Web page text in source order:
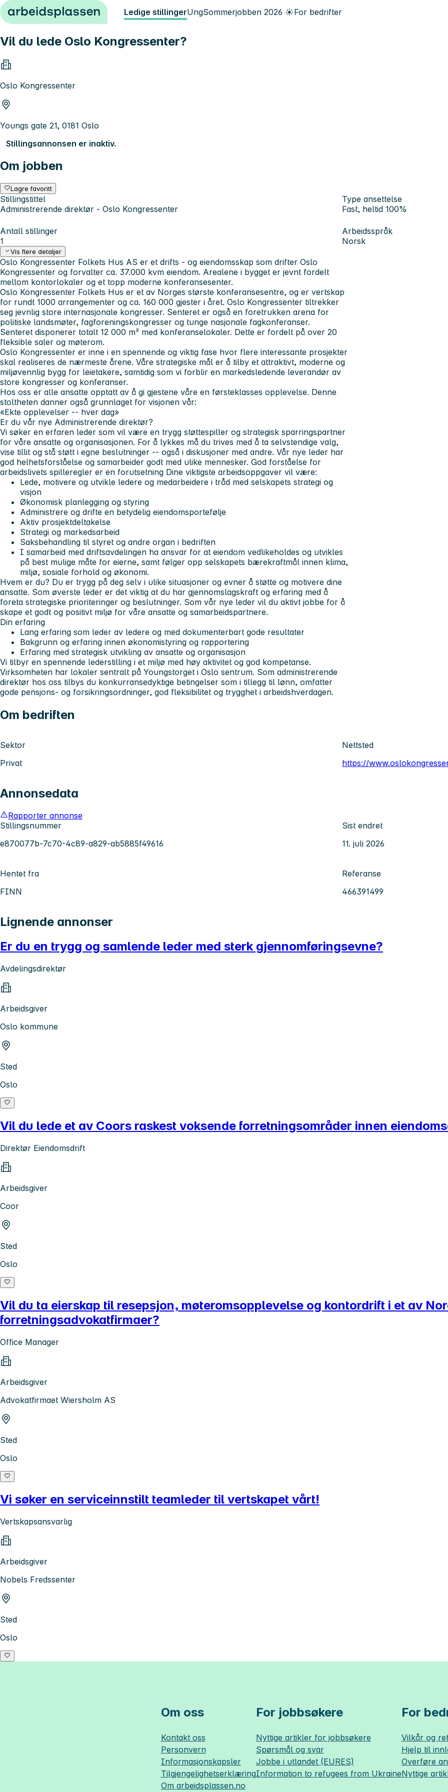
Hopp til innhold Ledige stillingerUngSommerjobben 2026 ☀️For bedrifter
Vil du lede Oslo Kongressenter?
Oslo Kongressenter
Youngs gate 21, 0181 Oslo
Stillingsannonsen er inaktiv.
Om jobben
Lagre favoritt
Stillingstittel
Administrerende direktør - Oslo Kongressenter
Type ansettelse
Fast, heltid 100%
Antall stillinger
1
Arbeidsspråk
Norsk
Vis flere detaljer
Oslo Kongressenter Folkets Hus AS er et drifts - og eiendomsskap som drifter Oslo
Kongressenter og forvalter ca. 37.000 kvm eiendom. Arealene i bygget er jevnt fordelt
mellom kontorlokaler og et topp moderne konferansesenter.
Oslo Kongressenter Folkets Hus er et av Norges største konferansesentre, og er vertskap
for rundt 1000 arrangementer og ca. 160 000 gjester i året. Oslo Kongressenter tiltrekker
seg jevnlig store internasjonale kongresser. Senteret er også en foretrukken arena for
politiske landsmøter, fagforeningskongresser og tunge nasjonale fagkonferanser.
Senteret disponerer totalt 12 000 m² med konferanselokaler. Dette er fordelt på over 20
fleksible saler og møterom.
Oslo Kongressenter er inne i en spennende og viktig fase hvor flere interessante prosjekter
skal realiseres de nærmeste årene. Våre strategiske mål er å tilby et attraktivt, moderne og
miljøvennlig bygg for leietakere, samtidig som vi forblir en markedsledende leverandør av
store kongresser og konferanser.
Hos oss er alle ansatte opptatt av å gi gjestene våre en førsteklasses opplevelse. Denne
stoltheten danner også grunnlaget for visjonen vår:
«Ekte opplevelser -- hver dag»
Er du vår nye Administrerende direktør?
Vi søker en erfaren leder som vil være en trygg støttespiller og strategisk sparringspartner
for våre ansatte og organisasjonen. For å lykkes må du trives med å ta selvstendige valg,
vise tillit og stå støtt i egne beslutninger -- også i diskusjoner med andre. Vår nye leder har
god helhetsforståelse og samarbeider godt med ulike mennesker. God forståelse for
arbeidslivets spilleregler er en forutsetning Dine viktigste arbeidsoppgaver vil være:
Lede, motivere og utvikle ledere og medarbeidere i tråd med selskapets strategi og
visjon
Økonomisk planlegging og styring
Administrere og drifte en betydelig eiendomsportefølje
Aktiv prosjektdeltakelse
Strategi og markedsarbeid
Saksbehandling til styret og andre organ i bedriften
I samarbeid med driftsavdelingen ha ansvar for at eiendom vedlikeholdes og utvikles
på best mulige måte for eierne, samt følger opp selskapets bærekraftmål innen klima,
miljø, sosiale forhold og økonomi.
Hvem er du? Du er trygg på deg selv i ulike situasjoner og evner å støtte og motivere dine
ansatte. Som øverste leder er det viktig at du har gjennomslagskraft og erfaring med å
foreta strategiske prioriteringer og beslutninger. Som vår nye leder vil du aktivt jobbe for å
skape et godt og positivt miljø for våre ansatte og samarbeidspartnere.
Din erfaring
Lang erfaring som leder av ledere og med dokumenterbart gode resultater
Bakgrunn og erfaring innen økonomistyring og rapportering
Erfaring med strategisk utvikling av ansatte og organisasjon
Vi tilbyr en spennende lederstilling i et miljø med høy aktivitet og god kompetanse.
Virksomheten har lokaler sentralt på Youngstorget i Oslo sentrum. Som administrerende
direktør hos oss tilbys du konkurransedyktige betingelser som i tillegg til lønn, omfatter
gode pensjons- og forsikringsordninger, god fleksibilitet og trygghet i arbeidshverdagen.
Om bedriften
Sektor
Privat
Nettsted
https://
Annonsedata
Rapporter annonse
Stillingsnummer
e870077b-7c70-4c89-a829-ab5885f49616
Sist endret
11. juli 2026
Hentet fra
FINN
Referanse
466391499
Lignende annonser
Er du en trygg og samlende leder med sterk gjennomføringsevne?
Avdelingsdirektør
Arbeidsgiver
Oslo kommune
Sted
Oslo
Vil du lede et av Coors raskest voksende forretningsområder innen
Direktør Eiendomsdrift
Arbeidsgiver
Coor
Sted
Oslo
Vil du ta eierskap til resepsjon, møteromsopplevelse og kontordrift i et av
forretningsadvokatfirmaer?
Office Manager
Arbeidsgiver
Advokatfirmaet Wiersholm AS
Sted
Oslo
Vi søker en serviceinnstilt teamleder til vertskapet vårt!
Vertskapsansvarlig
Arbeidsgiver
Nobels Fredssenter
Sted
Oslo
Om oss
Kontakt oss
Personvern
Informasjonskapsler
Tilgjengelighetserklæring
Om arbeidsplassen.no
For jobbsøkere
Nyttige artikler for jobbsøkere
Spørsmål og svar
Jobbe i utlandet (EURES)
Information to refugees from Ukraine
For
Vilkår og
Hjelp til
Overføre
Nyttige